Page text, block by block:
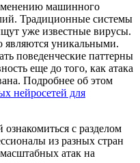
машинного
Традиционные системы
уже известные вирусы.
являются уникальными.
поведенческие паттерны
еще до того, как атака
Подробнее об этом
нейросетей для
с разделом
из разных стран
атак на